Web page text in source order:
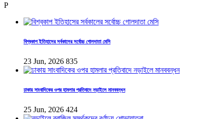
P
বিশ্বকাপ ইতিহাসের সর্বকালের সর্বোচ্চ গোলদাতা মেসি
23 Jun, 2026 835
ঢাকায় সাংবাদিকের ওপর হামলার প্রতিবাদে নড়াইলে মানববন্ধন
25 Jun, 2026 424